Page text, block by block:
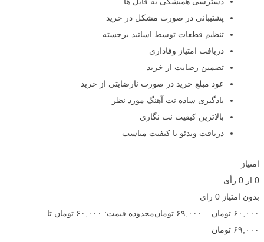
پشتیبانی در صورت مشکل در خرید
تنظیم قطعات توسط اساتید برجسته
دریافت امتیاز وفاداری
تضمین رضایت از خرید
عود مبلغ خرید در صورت نارضایتی از خرید
یادگیری ساده نت آهنگ مورد نظر
بالاترین کیفیت نت نگاری
دریافت ویدئو با کیفیت مناسب
امتیاز
0 از 0 رأی
بدون امتیاز 0 رای
۶۰,۰۰۰ تومان – ۶۹,۰۰۰ تومان
محدوده قیمت: ۶۰,۰۰۰ تومان تا
۶۹,۰۰۰ تومان